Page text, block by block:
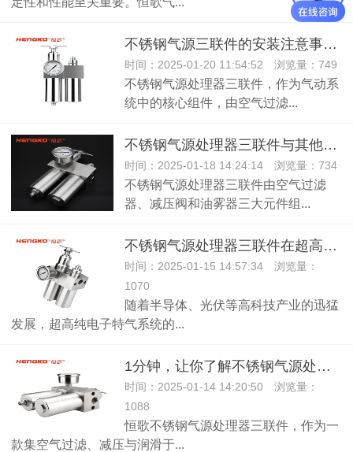
不锈钢气源三联件的安装注意事项！
时间：2025-01-20 11:54:52 浏览量：749
不锈钢气源处理器三联件，作为气动系
统中的核心组件，由空气过滤...
不锈钢气源处理器三联件与其他材料的气源处理器三联件的区别！
时间：2025-01-18 14:24:14 浏览量：734
不锈钢气源处理器三联件由空气过滤
器、减压阀和油雾器三大元件组...
不锈钢气源处理器三联件在超高纯电子特气系统的应用！
时间：2025-01-15 14:57:34 浏览量：
1070
随着半导体、光伏等高科技产业的迅猛
发展，超高纯电子特气系统的...
1分钟，让你了解不锈钢气源处理器三联件！「过滤调压」
时间：2025-01-14 14:20:50 浏览量：
1088
恒歌不锈钢气源处理器三联件，作为一
款集空气过滤、减压与润滑于...